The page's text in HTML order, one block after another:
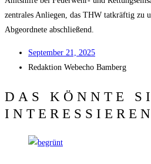
zen­tra­les Anlie­gen, das THW tat­kräf­tig zu
Abge­ord­ne­te abschließend.
Sep­tem­ber 21, 2025
Redak­ti­on Web­echo Bamberg
DAS KÖNNTE